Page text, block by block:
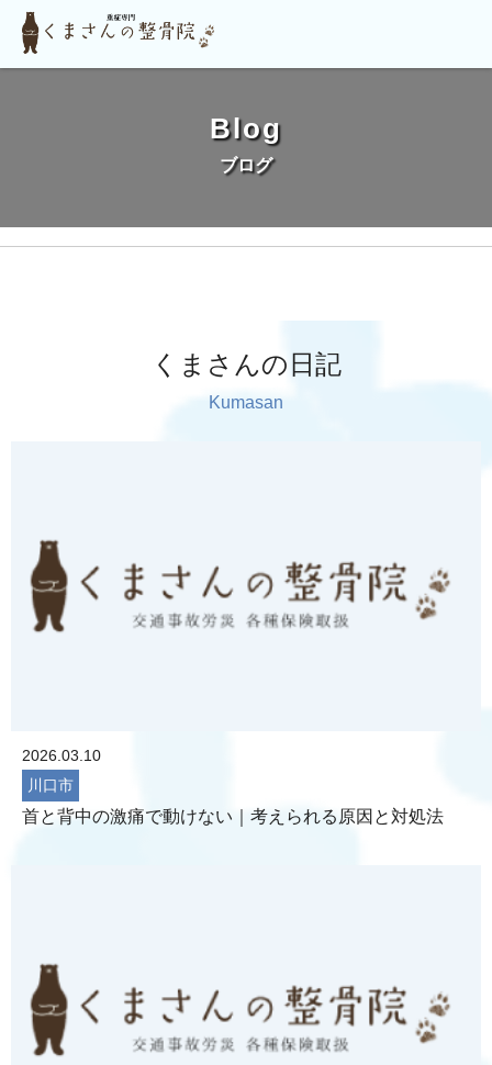
Blog
ブログ
くまさんの日記
Kumasan
2026.03.10
川口市
首と背中の激痛で動けない｜考えられる原因と対処法